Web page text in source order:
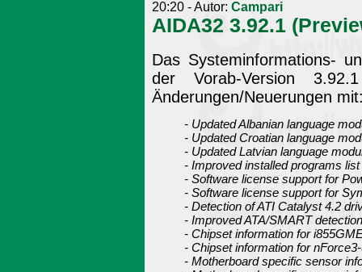
20:20 - Autor: Campari
AIDA32 3.92.1
Das Systeminformations-
der Vorab-Version
Änderungen/Neuerungen
- Updated Albanian language
- Updated Croatian language
- Updated Latvian language
- Improved installed programs list
- Software license support for
- Software license support for
- Detection of ATI Catalyst 4.2
- Improved ATA/SMART
- Chipset information for
- Chipset information for
- Motherboard specific sensor